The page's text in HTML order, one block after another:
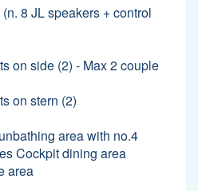
8 JL speakers + control
on side (2) - Max 2 couple
on stern (2)
area with no.4
Cockpit dining area
area